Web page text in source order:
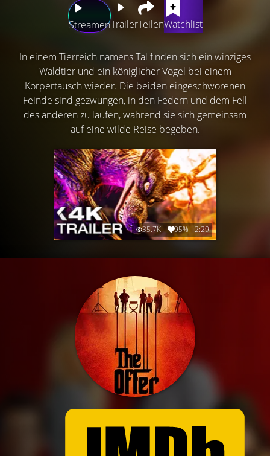
StreamenTrailerTeilenWatchlist
In einem Tierreich namens Tal finden sich ein winziges
Waldtier und ein königlicher Vogel bei einem
Körpertausch wieder. Die beiden eingeschworenen
Feinde sind gezwungen, in den Federn und dem Fell
des anderen zu laufen, während sie sich gemeinsam
auf eine wilde Reise begeben.
35.7K 95% 2:29